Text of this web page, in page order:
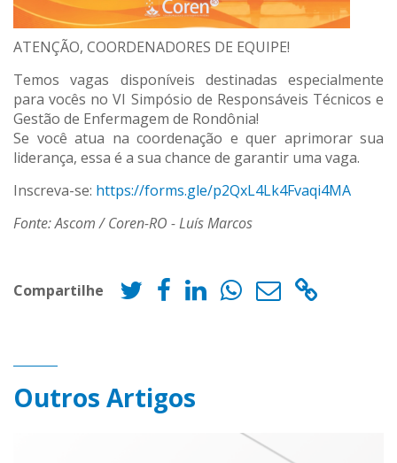
ATENÇÃO, COORDENADORES DE EQUIPE!
Temos vagas disponíveis destinadas especialmente
para vocês no VI Simpósio de Responsáveis Técnicos e
Gestão de Enfermagem de Rondônia!
Se você atua na coordenação e quer aprimorar sua
liderança, essa é a sua chance de garantir uma vaga.
Inscreva-se: https://forms.gle/p2QxL4Lk4Fvaqi4MA
Fonte: Ascom / Coren-RO - Luís Marcos
Compartilhe
Outros Artigos